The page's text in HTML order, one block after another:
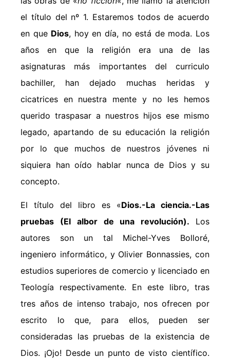
el título del nº 1. Estaremos todos de acuerdo
en que Dios, hoy en día, no está de moda. Los
años en que la religión era una de las
asignaturas más importantes del curriculo
bachiller, han dejado muchas heridas y
cicatrices en nuestra mente y no les hemos
querido traspasar a nuestros hijos ese mismo
legado, apartando de su educación la religión
por lo que muchos de nuestros jóvenes ni
siquiera han oído hablar nunca de Dios y su
concepto.
El título del libro es «Dios.-La ciencia.-Las
pruebas (El albor de una revolución). Los
autores son un tal Michel-Yves Bolloré,
ingeniero informático, y Olivier Bonnassies, con
estudios superiores de comercio y licenciado en
Teología respectivamente. En este libro, tras
tres años de intenso trabajo, nos ofrecen por
escrito lo que, para ellos, pueden ser
consideradas las pruebas de la existencia de
Dios. ¡Ojo! Desde un punto de visto científico.